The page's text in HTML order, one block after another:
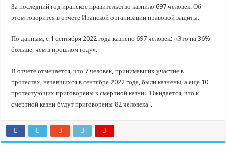
Важные правила обращения в вашу страховую компанию
Стартовал прием заявок на 20-й юбилейный молодежный форум «Регион 93»
За последний год иранское правительство казнило 697 человек. Об
этом говорится в отчете Иранской организации правовой защиты.
По данным, с 1 сентября 2022 года казнено 697 человек: «Это на 36%
больше, чем в прошлом году».
В отчете отмечается, что 7 человек, принимавших участие в
протестах, начавшихся в сентябре 2022 года, были казнены, а еще 10
протестующих приговорены к смертной казни: "Ожидается, что к
смертной казни будут приговорены 82 человека".